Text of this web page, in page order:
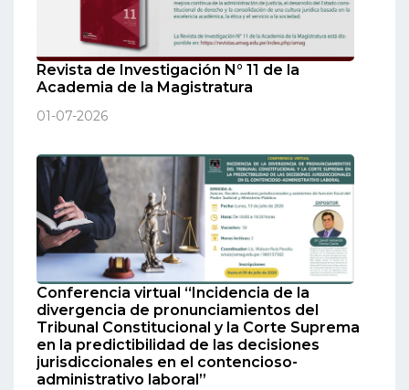
Revista de Investigación N° 11 de la
Academia de la Magistratura
01-07-2026
Conferencia virtual “Incidencia de la
divergencia de pronunciamientos del
Tribunal Constitucional y la Corte Suprema
en la predictibilidad de las decisiones
jurisdiccionales en el contencioso-
administrativo laboral”